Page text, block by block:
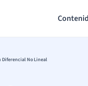
Diferencial No Lineal